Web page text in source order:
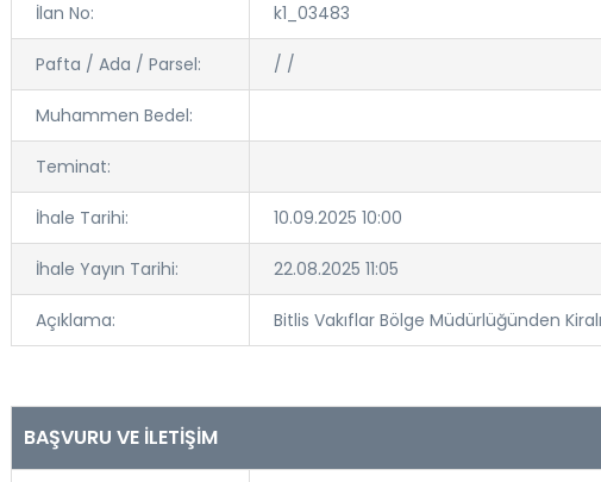
İlan No: k1_03483
Pafta / Ada / Parsel: / /
Muhammen Bedel:
Teminat:
İhale Tarihi: 10.09.2025 10:00
İhale Yayın Tarihi: 22.08.2025 11:05
Açıklama: Bitlis Vakıflar Bölge Müdürlüğünden
BAŞVURU VE İLETİŞİM